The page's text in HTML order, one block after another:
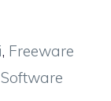
, Freeware